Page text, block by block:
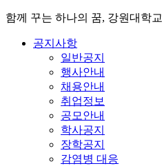
함께 꾸는 하나의 꿈, 강원대학교
공지사항
일반공지
행사안내
채용안내
취업정보
공모안내
학사공지
장학공지
감염병 대응